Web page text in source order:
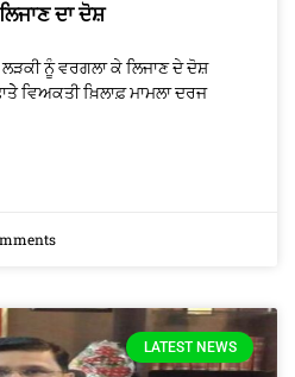
ਦਾ ਦੋਸ਼
ਨੂੰ ਵਰਗਲਾ ਕੇ ਲਿਜਾਣ ਦੇ ਦੋਸ਼
ਵਿਅਕਤੀ ਖ਼ਿਲਾਫ਼ ਮਾਮਲਾ ਦਰਜ
LATEST NEWS